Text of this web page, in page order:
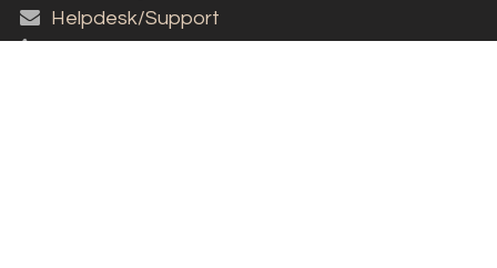
Helpdesk/Support
+31 (0)573 252229